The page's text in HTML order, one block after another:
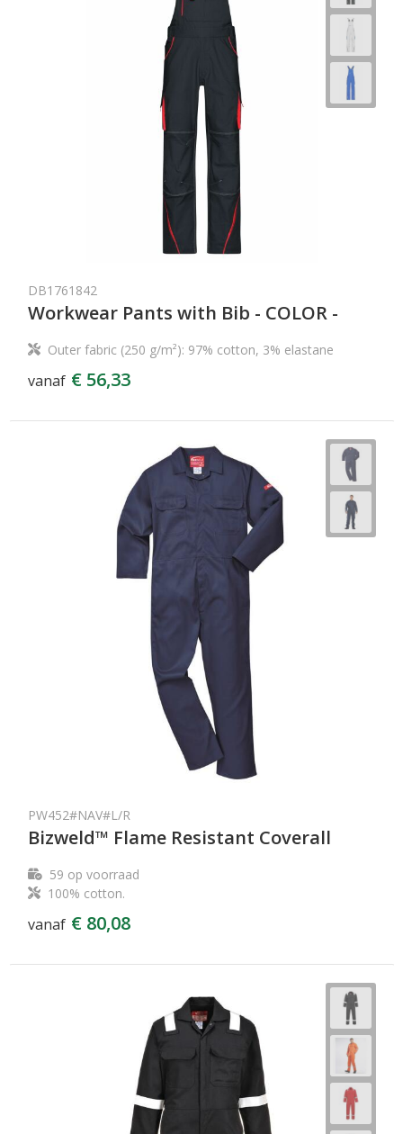
DB1761842
Workwear Pants with Bib - COLOR -
Outer fabric (250 g/m²): 97% cotton, 3% elastane
vanaf € 56,33
PW452#NAV#L/R
Bizweld™ Flame Resistant Coverall
59 op voorraad
100% cotton.
vanaf € 80,08